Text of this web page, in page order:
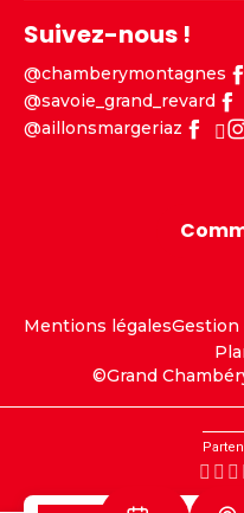
Suivez-nous !
@chamberymontagnes
@savoie_grand_revard
@aillonsmargeriaz
Mentions légales
©Grand